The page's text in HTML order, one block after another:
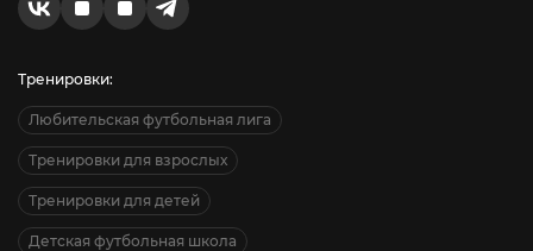
Тренировки:
Любительская футбольная лига
Тренировки для взрослых
Тренировки для детей
Детская футбольная школа